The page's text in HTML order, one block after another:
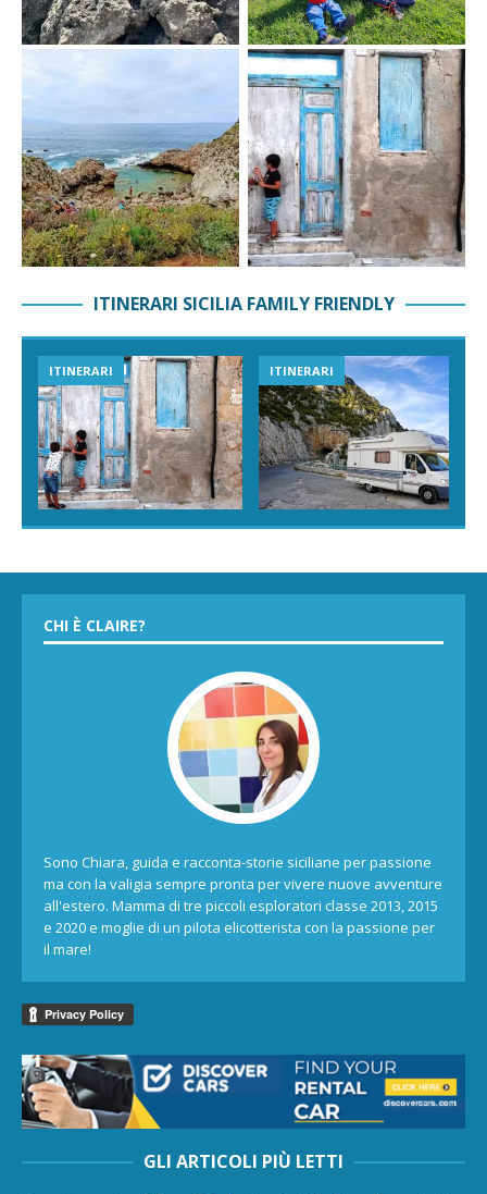
ITINERARI SICILIA FAMILY FRIENDLY
ITINERARI ITINERARI
CHI È CLAIRE?
Sono Chiara, guida e racconta-storie siciliane per passione
ma con la valigia sempre pronta per vivere nuove avventure
all'estero. Mamma di tre piccoli esploratori classe 2013, 2015
e 2020 e moglie di un pilota elicotterista con la passione per
il mare!
GLI ARTICOLI PIÙ LETTI